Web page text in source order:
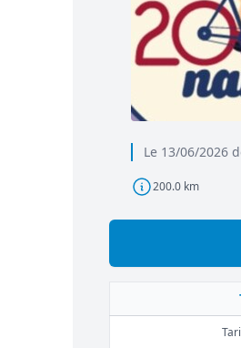
Le 13/06/2026
200.0 km